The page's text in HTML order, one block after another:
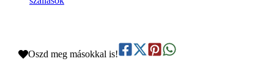
Oszd meg másokkal is!